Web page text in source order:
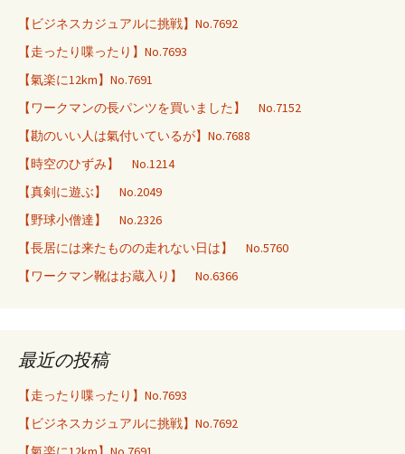
【ビジネスカジュアルに挑戦】No.7692
【走ったり喋ったり】No.7693
【氣楽に12km】No.7691
【ワークマンの長パンツを買いました】 No.7152
【勘のいい人は氣付いているが】No.7688
【時空のひずみ】 No.1214
【真剣に遊ぶ】 No.2049
【野球小僧達】 No.2326
【長居には来たものの走れない日は】 No.5760
【ワークマン靴はお蔵入り】 No.6366
最近の投稿
【走ったり喋ったり】No.7693
【ビジネスカジュアルに挑戦】No.7692